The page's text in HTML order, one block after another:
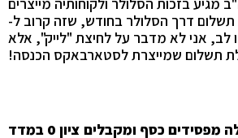
בזכות הסלולר ולקוחותיה מייצרים
תשלום דרך הסלולר בחודש, שזה קרוב ל-
לב, אני לא מדבר על לחיצת "לייק", אלא
תשלום שמייצרת לסטארבאקס הכנסה!
ובישראל – קוקה קולה מפסידים כסף ומקבלים ציון 0 במדד